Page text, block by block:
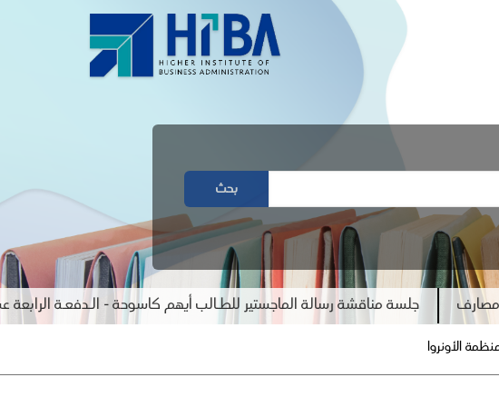
بحث
جلسة مناقشة رسالة الماجستير للطـالب أيهم كاسوحة - الـدفعـة الرابعة
الأونروا